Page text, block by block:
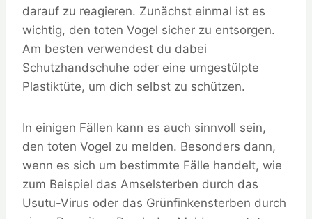
darauf zu reagieren. Zunächst einmal ist es
wichtig, den toten Vogel sicher zu entsorgen.
Am besten verwendest du dabei
Schutzhandschuhe oder eine umgestülpte
Plastiktüte, um dich selbst zu schützen.
In einigen Fällen kann es auch sinnvoll sein,
den toten Vogel zu melden. Besonders dann,
wenn es sich um bestimmte Fälle handelt, wie
zum Beispiel das Amselsterben durch das
Usutu-Virus oder das Grünfinkensterben durch